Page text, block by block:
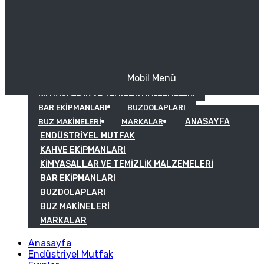
KIMYASALLAR VE TEMIZLIK MALZEMELERI
BAR EKIPMANLARI
BUZDOLAPLARI
BUZ MAKINELERI
MARKALAR
Mobil Menü
ANASAYFA
ENDÜSTRIYEL MUTFAK
KAHVE EKIPMANLARI
KIMYASALLAR VE TEMIZLIK MALZEMELERI
BAR EKIPMANLARI
BUZDOLAPLARI
BUZ MAKINELERI
MARKALAR
Anasayfa
Endüstriyel Mutfak